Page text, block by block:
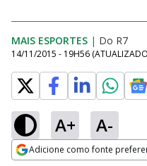
MAIS ESPORTES | Do R7
14/11/2015 - 19H56
A+ A-
Adicione como fonte